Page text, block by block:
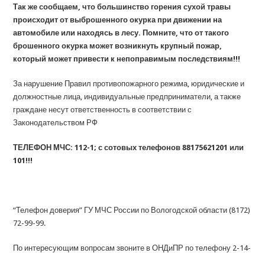
Так же сообщаем, что большинство горения сухой травы
происходит от выброшенного окурка при движении на
автомобиле или находясь в лесу. Помните, что от такого
брошенного окурка может возникнуть крупный пожар,
который может привести к непоправимым последствиям!!!
За нарушение Правил противопожарного режима, юридические и
должностные лица, индивидуальные предприниматели, а также
граждане несут ответственность в соответствии с
Законодательством РФ
ТЕЛЕФОН МЧС: 112-1; с сотовых телефонов 88175621201 или
101!!!
“Телефон доверия” ГУ МЧС России по Вологодской области (8172)
72-99-99.
По интересующим вопросам звоните в ОНДиПР по телефону 2-14-